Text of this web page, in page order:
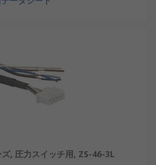
, 圧力スイッチ用, ZS-46-3L